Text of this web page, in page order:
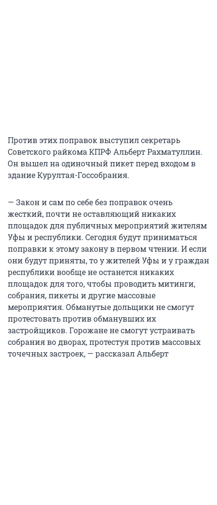
Против этих поправок выступил секретарь
Советского райкома КПРФ Альберт Рахматуллин.
Он вышел на одиночный пикет перед входом в
здание Курултая-Госсобрания.
— Закон и сам по себе без поправок очень
жесткий, почти не оставляющий никаких
площадок для публичных мероприятий жителям
Уфы и республики. Сегодня будут приниматься
поправки к этому закону в первом чтении. И если
они будут приняты, то у жителей Уфы и у граждан
республики вообще не останется никаких
площадок для того, чтобы проводить митинги,
собрания, пикеты и другие массовые
мероприятия. Обманутые дольщики не смогут
протестовать против обманувших их
застройщиков. Горожане не смогут устраивать
собрания во дворах, протестуя против массовых
точечных застроек, — рассказал Альберт